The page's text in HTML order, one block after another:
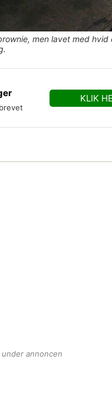
men lavet med hvid
KLIK
annoncen